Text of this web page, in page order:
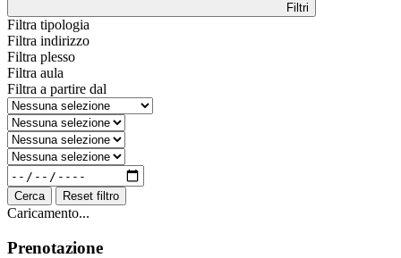
Filtri
Filtra tipologia
Filtra indirizzo
Filtra plesso
Filtra aula
Filtra a partire dal
Cerca Reset filtro
Caricamento...
Prenotazione